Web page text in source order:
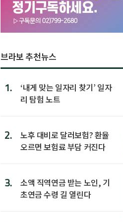
브라보 추천뉴스
1.
‘내게 맞는 일자리 찾기’ 일자
리 탐험 노트
2.
노후 대비로 달러보험? 환율
오르면 보험료 부담 커진다
3.
소액 직역연금 받는 노인, 기
초연금 수령 길 열린다